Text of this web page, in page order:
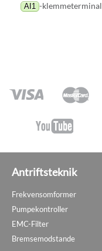
AI1 -klemmeterminal
Antriftsteknik
Frekvensomformer
Pumpekontroller
EMC-Filter
Bremsemodstande